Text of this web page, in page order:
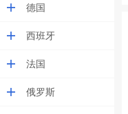
德国
西班牙
法国
俄罗斯